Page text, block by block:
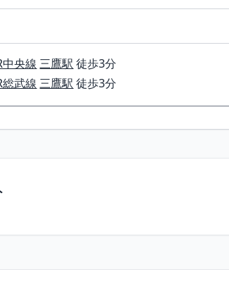
中央線 三鷹駅 徒歩3分
総武線 三鷹駅 徒歩3分